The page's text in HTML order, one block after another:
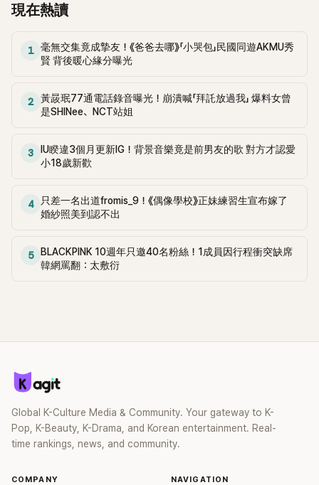
現在熱讀
1
毫無交集竟成摯友！《爸爸去哪》「小哭包」民國同遊AKMU秀
賢 背後暖心緣分曝光
2
黃晸珉77通電話錄音曝光！崩潰喊「拜託放過我」 爆料女曾
是SHINee、NCT站姐
3
IU睽違3個月更新IG！背景音樂竟是前男友的歌 對方才認愛
小18歲新歡
4
只差一名出道fromis_9！《偶像學校》正妹練習生宣布嫁了
婚紗照美到認不出
5
BLACKPINK 10週年只邀40名粉絲！1成員因行程衝突缺席
韓網罵翻：太敷衍
Global K-Culture Media & Community. Your gateway to K-
Pop, K-Beauty, K-Drama, and Korean entertainment. Real-
time rankings, news, and community.
COMPANY NAVIGATION